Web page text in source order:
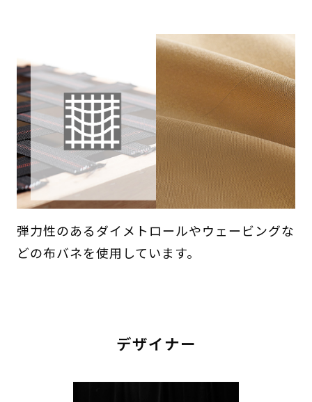
弾力性のあるダイメトロールやウェービングな
どの布バネを使用しています。
デザイナー